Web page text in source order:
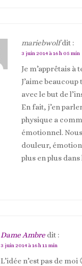
mariebwolfdit :
3 juin 2014 à 16 h 05 min
Je m’apprêtais à
J’aime
avec le but de
En fait, j’en
physique a
émotionnel.
douleur, émotion
plus en plus
Dame Ambre dit :
3 juin 2014 à 16 h 11 min
L’idée n’est pas de